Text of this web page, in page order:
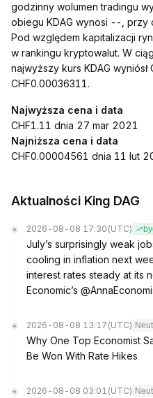
godzinny wolumen tradingu
obiegu KDAG wynosi --, przy
Pod względem kapitalizacji
w rankingu kryptowalut. W
najwyższy kurs KDAG
CHF0.00036311.
Najwyższa cena i data
CHF1.11 dnia 27 mar 2021
Najniższa cena i data
CHF0.00004561 dnia 11 lut
Aktualności King DAG
2026-08-08 17:30 (UTC)
July’s surprisingly weak
cooling in inflation next
interest rates steady at its
Economic’s
2026-08-08 13:17 (UTC)
Why One Top Economist
Be Won With Rate Hikes
2026-08-08 03:01 (UTC)